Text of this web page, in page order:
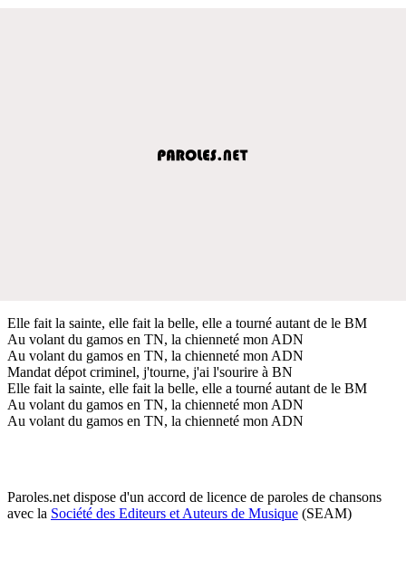
Elle fait la sainte, elle fait la belle, elle a tourné autant de le BM
Au volant du gamos en TN, la chienneté mon ADN
Au volant du gamos en TN, la chienneté mon ADN
Mandat dépot criminel, j'tourne, j'ai l'sourire à BN
Elle fait la sainte, elle fait la belle, elle a tourné autant de le BM
Au volant du gamos en TN, la chienneté mon ADN
Au volant du gamos en TN, la chienneté mon ADN
Paroles.net dispose d'un accord de licence de paroles de chansons
avec la Société des Editeurs et Auteurs de Musique (SEAM)